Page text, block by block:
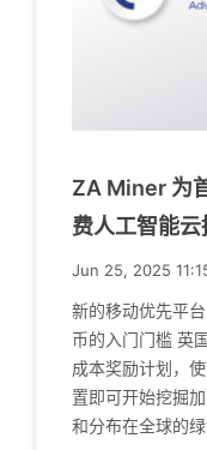
ZA Miner 为
费人工智能云
Jun 25, 2025
新的移动优先平
币的入门门槛 英
成本奖励计划，
置即可开始挖掘
和分布在全球的